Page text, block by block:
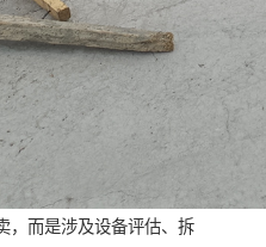
，而是涉及设备评估、拆